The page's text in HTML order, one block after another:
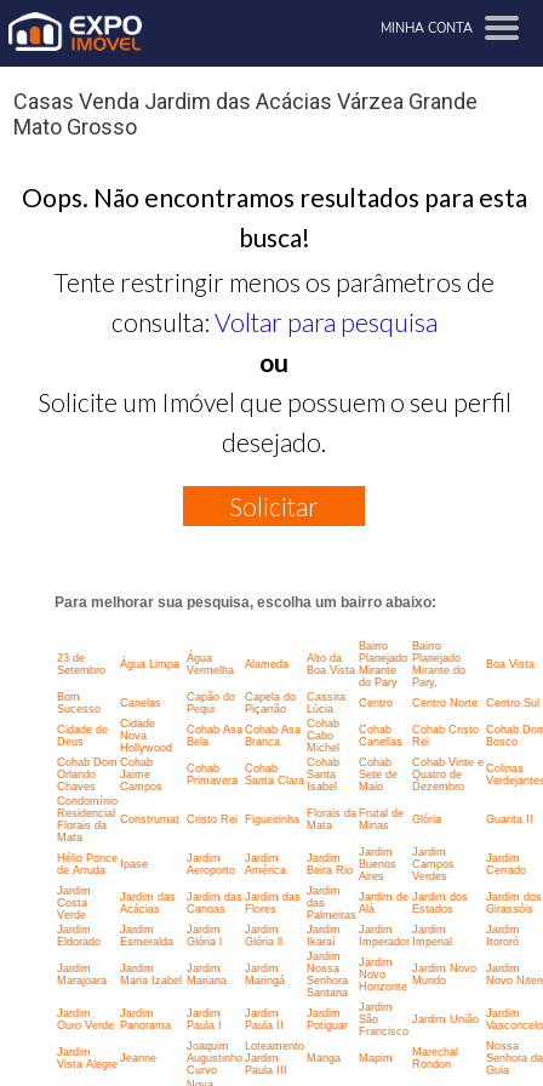
MINHA CONTA
Casas Venda Jardim das Acácias Várzea Grande
Mato Grosso
Oops. Não encontramos resultados para esta
busca!
Tente restringir menos os parâmetros de
consulta: Voltar para pesquisa
ou
Solicite um Imóvel que possuem o seu perfil
desejado.
Solicitar
Para melhorar sua pesquisa, escolha um bairro abaixo:
23 de
Setembro
Água Limpa
Água
Vermelha
Alameda
Alto da
Boa Vista
Bairro
Planejado
Mirante
do Pary
Bairro
Planejado
Mirante do
Pary,
Boa Vista
Bom
Sucesso
Canelas
Capão do
Pequi
Capela do
Piçarrão
Cassira
Lúcia
Centro Centro Norte Centro Sul
Cidade de
Deus
Cidade
Nova
Hollywood
Cohab Asa
Bela
Cohab Asa
Branca
Cohab
Cabo
Michel
Cohab
Canellas
Cohab Cristo
Rei
Cohab
Bosco
Cohab Dom
Orlando
Chaves
Cohab
Jaime
Campos
Cohab
Primavera
Cohab
Santa Clara
Cohab
Santa
Isabel
Cohab
Sete de
Maio
Cohab Vinte e
Quatro de
Dezembro
Colinas
Condomínio
Residencial
Florais da
Mata
Construmat Cristo Rei Figueirinha
Florais da
Mata
Frutal de
Minas
Glória Guarita II
Hélio Ponce
de Arruda
Ipase
Jardim
Aeroporto
Jardim
América
Jardim
Beira Rio
Jardim
Buenos
Aires
Jardim
Campos
Verdes
Jardim
Cerrado
Jardim
Costa
Verde
Jardim das
Acácias
Jardim das
Canoas
Jardim das
Flores
Jardim
das
Palmeiras
Jardim de
Alá
Jardim dos
Estados
Jardim dos
Girassóis
Jardim
Eldorado
Jardim
Esmeralda
Jardim
Glória l
Jardim
Glória ll
Jardim
Ikaraí
Jardim
Imperador
Jardim
Imperial
Jardim
Itororó
Jardim
Marajoara
Jardim
Maria Izabel
Jardim
Mariana
Jardim
Maringá
Jardim
Nossa
Senhora
Santana
Jardim
Novo
Horizonte
Jardim Novo
Mundo
Jardim
Novo
Jardim
Ouro Verde
Jardim
Panorama
Jardim
Paula I
Jardim
Paula II
Jardim
Potiguar
Jardim
São
Francisco
Jardim União
Jardim
Jardim
Vista Alegre Jeanne
Joaquim
Augustinho
Curvo
Loteamento
Jardim
Paula III
Manga Mapim
Marechal
Rondon
Nossa
Senhora da
Guia